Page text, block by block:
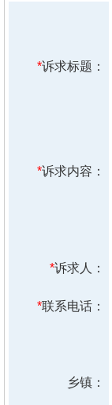
*诉求标题：
*诉求内容：
*诉求人：
*联系电话：
乡镇：